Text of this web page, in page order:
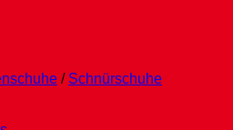
/ Schnürschuhe